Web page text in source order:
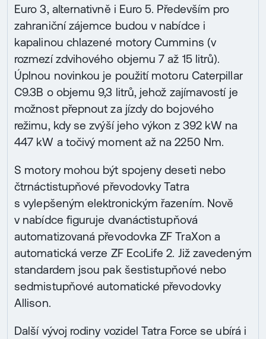
Euro 3, alternativně i Euro 5. Především pro
zahraniční zájemce budou v nabídce i
kapalinou chlazené motory Cummins (v
rozmezí zdvihového objemu 7 až 15 litrů).
Úplnou novinkou je použití motoru Caterpillar
C9.3B o objemu 9,3 litrů, jehož zajímavostí je
možnost přepnout za jízdy do bojového
režimu, kdy se zvýší jeho výkon z 392 kW na
447 kW a točivý moment až na 2250 Nm.
S motory mohou být spojeny deseti nebo
čtrnáctistupňové převodovky Tatra
s vylepšeným elektronickým řazením. Nově
v nabídce figuruje dvanáctistupňová
automatizovaná převodovka ZF TraXon a
automatická verze ZF EcoLife 2. Již zavedeným
standardem jsou pak šestistupňové nebo
sedmistupňové automatické převodovky
Allison.
Další vývoj rodiny vozidel Tatra Force se ubírá i